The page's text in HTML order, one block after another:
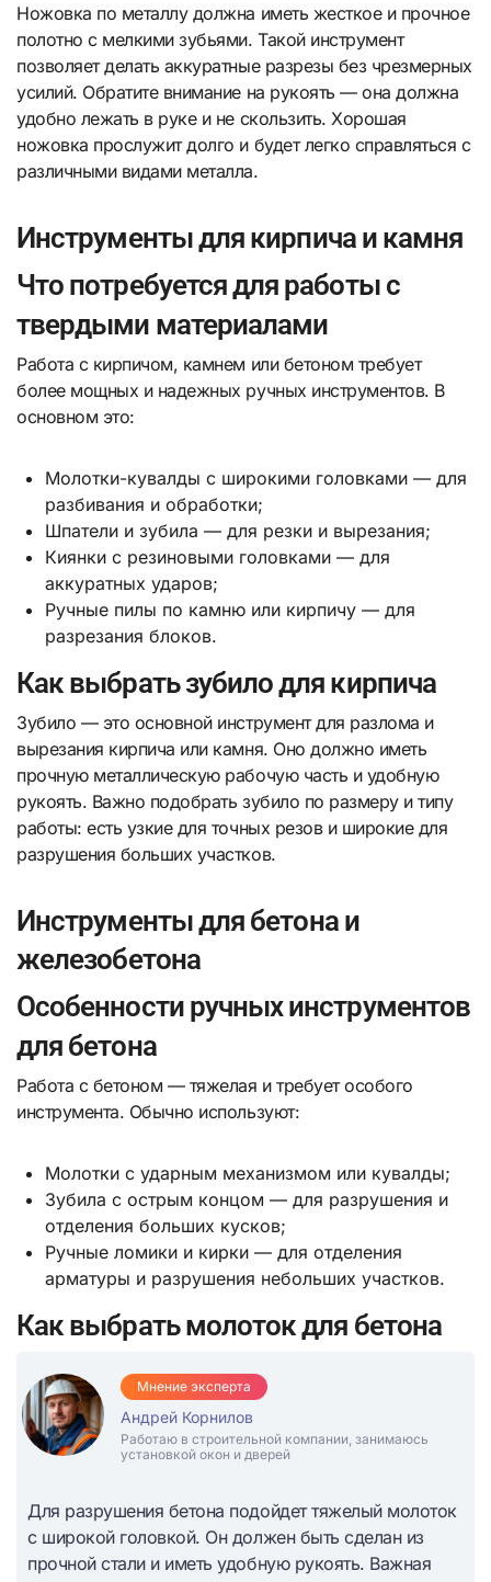
Ножовка по металлу должна иметь жесткое и прочное
полотно с мелкими зубьями. Такой инструмент
позволяет делать аккуратные разрезы без чрезмерных
усилий. Обратите внимание на рукоять — она должна
удобно лежать в руке и не скользить. Хорошая
ножовка прослужит долго и будет легко справляться с
различными видами металла.
Инструменты для кирпича и камня
Что потребуется для работы с
твердыми материалами
Работа с кирпичом, камнем или бетоном требует
более мощных и надежных ручных инструментов. В
основном это:
Молотки-кувалды с широкими головками — для
разбивания и обработки;
Шпатели и зубила — для резки и вырезания;
Киянки с резиновыми головками — для
аккуратных ударов;
Ручные пилы по камню или кирпичу — для
разрезания блоков.
Как выбрать зубило для кирпича
Зубило — это основной инструмент для разлома и
вырезания кирпича или камня. Оно должно иметь
прочную металлическую рабочую часть и удобную
рукоять. Важно подобрать зубило по размеру и типу
работы: есть узкие для точных резов и широкие для
разрушения больших участков.
Инструменты для бетона и
железобетона
Особенности ручных инструментов
для бетона
Работа с бетоном — тяжелая и требует особого
инструмента. Обычно используют:
Молотки с ударным механизмом или кувалды;
Зубила с острым концом — для разрушения и
отделения больших кусков;
Ручные ломики и кирки — для отделения
арматуры и разрушения небольших участков.
Как выбрать молоток для бетона
Мнение эксперта
Андрей Корнилов
Работаю в строительной компании, занимаюсь
установкой окон и дверей
Для разрушения бетона подойдет тяжелый молоток
с широкой головкой. Он должен быть сделан из
прочной стали и иметь удобную рукоять. Важная